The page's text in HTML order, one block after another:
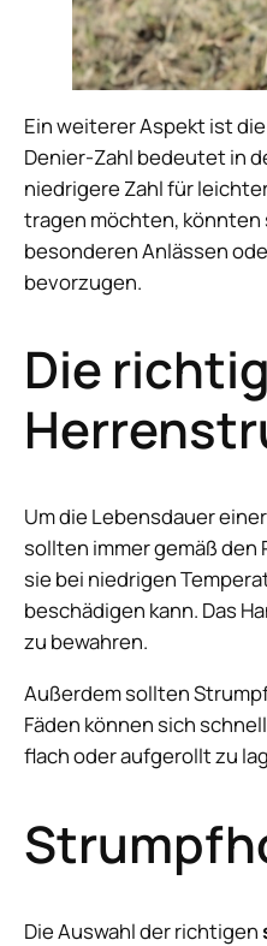
Ein weiterer Aspekt ist
Denier-Zahl bedeutet in
niedrigere Zahl für
tragen möchten, könnten
besonderen Anlässen
bevorzugen.
Die
Um die Lebensdauer einer
sollten immer gemäß
sie bei niedrigen
beschädigen kann. Das
zu bewahren.
Außerdem sollten
Fäden können sich
flach oder aufgerollt zu
Die Auswahl der richtigen